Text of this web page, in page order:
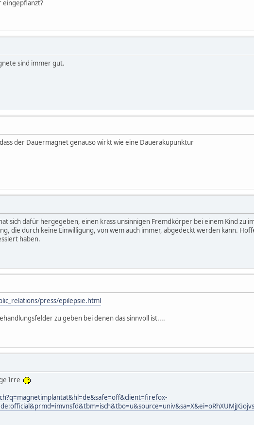
eingepflanzt?
sind immer gut.
der Dauermagnet genauso wirkt wie eine Dauerakupunktur
sich dafür hergegeben, einen krass unsinnigen Fremdkörper bei einem Kind zu
die durch keine Einwilligung, von wem auch immer, abgedeckt werden kann.
haben.
press/epilepsie.html
zu geben bei denen das sinnvoll ist....
Irre